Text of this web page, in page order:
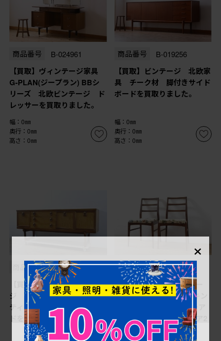
商品番号 B-024961
【買取】ヴィンテージ家具
G-PLAN(ジープラン) BBシ
リーズ 北欧ビンテージ ド
レッサーを買取りました。
幅：0㎜
奥行：0㎜
高さ：0㎜
商品番号 B-019256
【買取】ビンテージ 北欧家
具 チーク材 脚付きサイド
ボードを買取りました。
幅：0㎜
奥行：0㎜
高さ：0㎜
商品番号 B-064210
【買取】イギリスビンテー
ジ チーク材 ビューティリ
ティ(Beautility) サイドボー
ドを買取りました。
商品番号 B-065629
【買取】イギリスビンテー
ジ A.H.McIntosh(マッキン
トッシュ)社 アフロモシア
材 高級ダイニングチェア2
脚セットを買取りました。
×